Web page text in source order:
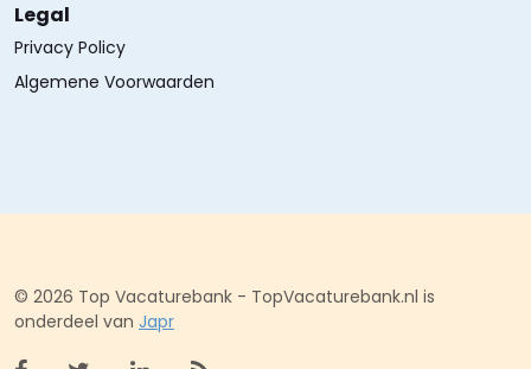
Legal
Privacy Policy
Algemene Voorwaarden
© 2026 Top Vacaturebank - TopVacaturebank.nl is
onderdeel van Japr